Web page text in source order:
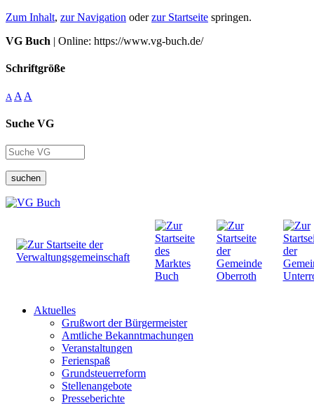
Zum Inhalt, zur Navigation oderzur Startseite springen.
VG Buch | Online: https://www.vg-buch.de/
Schriftgröße
A A A
Suche VG
suchen
Aktuelles
Grußwort der Bürgermeister
Amtliche Bekanntmachungen
Veranstaltungen
Ferienspaß
Grundsteuerreform
Stellenangebote
Presseberichte